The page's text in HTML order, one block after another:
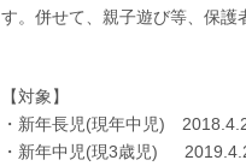
す。併せて、親子遊び等、保護
【対象】
・新年長児(現年中児)
・新年中児(現3歳児)